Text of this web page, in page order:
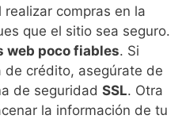
compras en la
que el sitio sea seguro.
web poco fiables. Si
de crédito, asegúrate de
de seguridad SSL. Otra
la información de tu